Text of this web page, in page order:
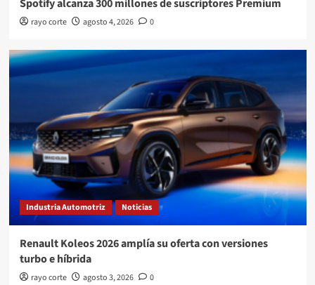
Spotify alcanza 300 millones de suscriptores Premium
rayo corte agosto 4, 2026 0
Industria Automotriz Noticias
Renault Koleos 2026 amplía su oferta con versiones
turbo e híbrida
rayo corte agosto 3, 2026 0